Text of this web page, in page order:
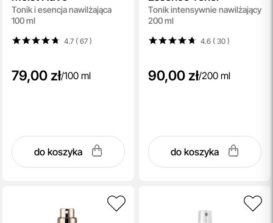
Tonik i esencja nawilżająca
100 ml
4.7 ( 67)
79,00 zł/100 ml
do koszyka
Tonik intensywnie nawilżający
200 ml
4.6 ( 30)
90,00 zł/200 ml
do koszyka